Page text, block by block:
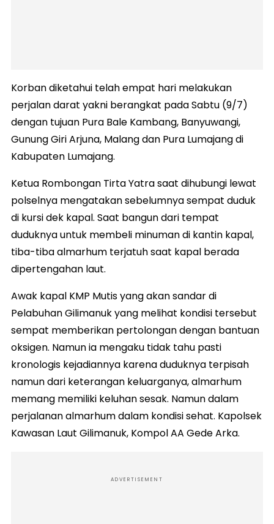
Korban diketahui telah empat hari melakukan
perjalan darat yakni berangkat pada Sabtu (9/7)
dengan tujuan Pura Bale Kambang, Banyuwangi,
Gunung Giri Arjuna, Malang dan Pura Lumajang di
Kabupaten Lumajang.
Ketua Rombongan Tirta Yatra saat dihubungi lewat
polselnya mengatakan sebelumnya sempat duduk
di kursi dek kapal. Saat bangun dari tempat
duduknya untuk membeli minuman di kantin kapal,
tiba-tiba almarhum terjatuh saat kapal berada
dipertengahan laut.
Awak kapal KMP Mutis yang akan sandar di
Pelabuhan Gilimanuk yang melihat kondisi tersebut
sempat memberikan pertolongan dengan bantuan
oksigen. Namun ia mengaku tidak tahu pasti
kronologis kejadiannya karena duduknya terpisah
namun dari keterangan keluarganya, almarhum
memang memiliki keluhan sesak. Namun dalam
perjalanan almarhum dalam kondisi sehat. Kapolsek
Kawasan Laut Gilimanuk, Kompol AA Gede Arka.
ADVERTISEMENT